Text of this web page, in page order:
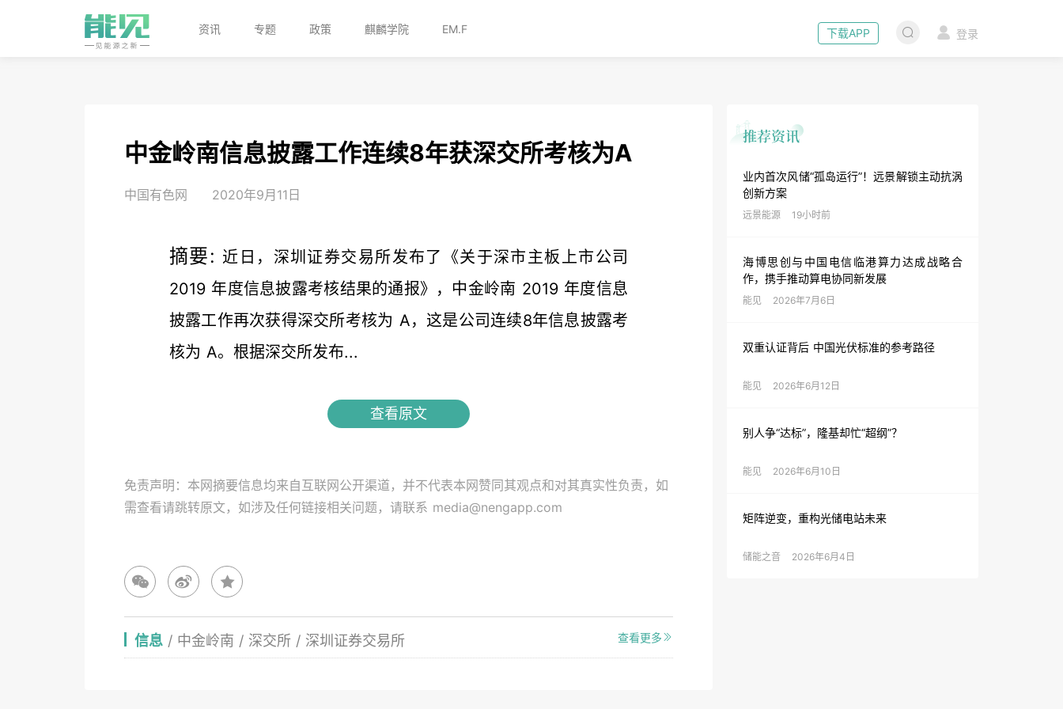
下载APP 登录
资讯 专题 政策 麒麟学院 EM.F
业内首次风储“孤岛运行”！远景解锁主动抗涡
创新方案
远景能源 19小时前
海博思创与中国电信临港算力达成战略合
作，携手推动算电协同新发展
能见 2026年7月6日
双重认证背后 中国光伏标准的参考路径
能见 2026年6月12日
别人争“达标”，隆基却忙“超纲”？
能见 2026年6月10日
矩阵逆变，重构光储电站未来
储能之音 2026年6月4日
中金岭南信息披露工作连续8年获深交所考核为A
中国有色网 2020年9月11日
摘要: 近日，深圳证券交易所发布了《关于深市主板上市公司
2019 年度信息披露考核结果的通报》，中金岭南 2019 年度信息
披露工作再次获得深交所考核为 A，这是公司连续8年信息披露考
核为 A。根据深交所发布...
查看原文
免责声明：本网摘要信息均来自互联网公开渠道，并不代表本网赞同其观点和对其真实性负责，如
需查看请跳转原文，如涉及任何链接相关问题，请联系 media@nengapp.com
信息 / 中金岭南 / 深交所 / 深圳证券交易所 查看更多